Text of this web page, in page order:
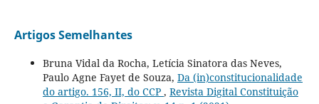
Artigos Semelhantes
Bruna Vidal da Rocha, Letícia Sinatora das Neves,
Paulo Agne Fayet de Souza, Da (in)constitucionalidade
do artigo. 156, II, do CCP , Revista Digital Constituição